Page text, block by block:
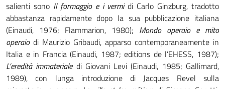
salienti sono Il formaggio e i vermidi Carlo Ginzburg, tradotto
abbastanza rapidamente dopo la sua pubblicazione italiana
(Einaudi, 1976; Flammarion, 1980); Mondo operaio e mito
operaio di Maurizio Gribaudi, apparso contemporaneamente in
Italia e in Francia (Einaudi, 1987; editions de l’EHESS, 1987);
L’eredità immaterialedi Giovani Levi (Einaudi, 1985; Gallimard,
1989), con lunga introduzione di Jacques Revel sulla